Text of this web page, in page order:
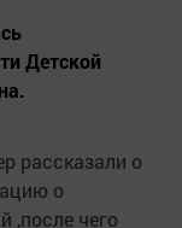
Детской
рассказали о
о
,после чего